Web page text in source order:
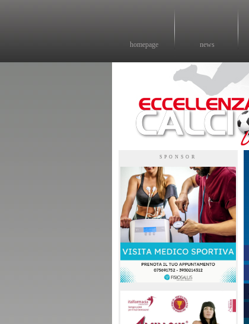
homepage news
SPONSOR